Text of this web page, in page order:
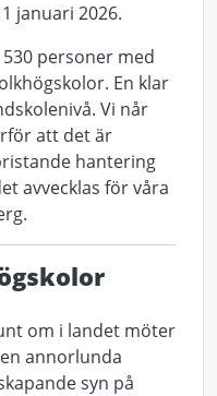
januari 2026.
personer med
En klar
Vi når
att det är
hantering
avvecklas för våra
om i landet möter
annorlunda
syn på